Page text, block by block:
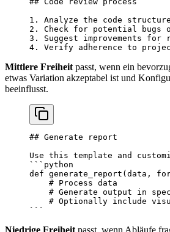
1.
Analyze the code
2.
Check for potential bugs
3.
Suggest improvements
4.
Verify adherence to
Mittlere Freiheit passt, wenn ein
etwas Variation akzeptabel ist und
beeinflusst.
## Generate report
Use this template and
```python
def generate_report (data,
    # Process data
# Generate output in
# Optionally include
```
Niedrige Freiheit passt, wenn Abläufe